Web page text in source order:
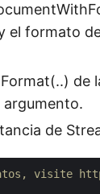
el formato
de
argumento.
de
visite